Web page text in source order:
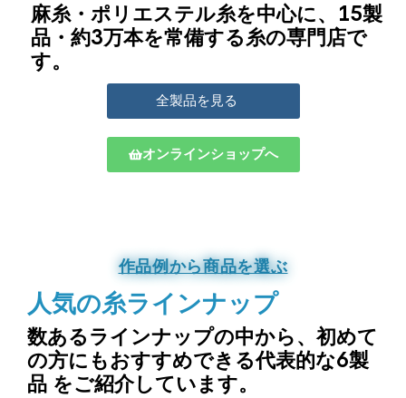
麻糸・ポリエステル糸を中心に、15製
品・約3万本を常備する糸の専門店で
す。
全製品を見る
オンラインショップへ
作品例から商品を選ぶ
人気の糸ラインナップ
数あるラインナップの中から、 初めて
の方にもおすすめできる代表的な6製
品 をご紹介しています。